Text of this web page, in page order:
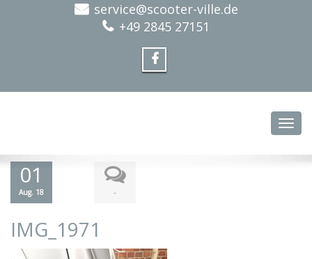
service@scooter-ville.de
+49 2845 27151
01
Aug. 18 -
IMG_1971